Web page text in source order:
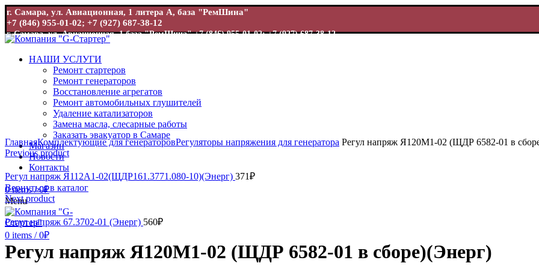
г. Самара, ул. Авиационная, 1 литера А, база "РемШина"
+7 (846) 955-01-02; +7 (927) 687-38-12
г. Самара, ул. Авиационная, 1 база "РемШина" +7 (846) 955-01-02; +7 (927) 687-38-12
НАШИ УСЛУГИ
Ремонт стартеров
Ремонт генераторов
Восстановление агрегатов
Ремонт автомобильных глушителей
Удаление катализаторов
Замена масла, слесарные работы
Заказать эвакуатор в Самаре
Магазин
Новости
Контакты
0items / 0₽
Menu
0 items / 0₽
Увеличить
ГлавнаяКомплектующие для генераторовРегуляторы напряжения для генератора Регул напряж Я120М1-02 (ЩДР 6582-01 в
Previous product
Регул напряж Я112А1-02(ЩДР161.3771.080-10)(Энерг) 371₽
Вернуться в каталог
Next product
Регул напряж 67.3702-01 (Энерг) 560₽
Регул напряж Я120М1-02 (ЩДР 6582-01 в сборе)(Энерг)